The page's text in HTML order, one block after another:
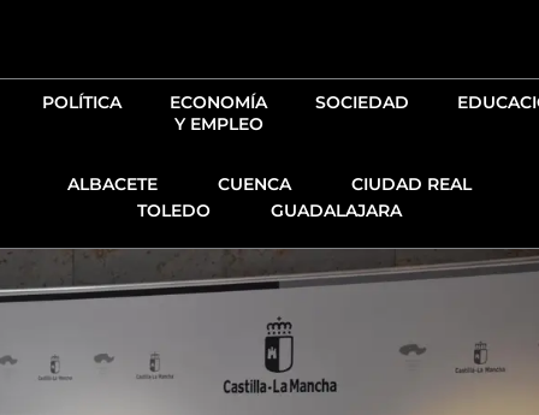
POLÍTICA
ECONOMÍA
Y EMPLEO
SOCIEDAD
ALBACETE CUENCA
CIUDAD REAL
TOLEDO
GUADALAJARA